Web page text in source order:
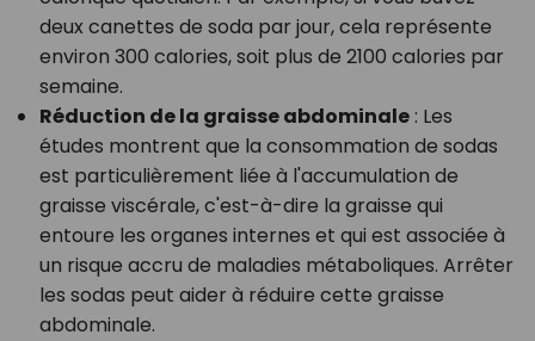
deux canettes de soda par jour, cela représente
environ 300 calories, soit plus de 2100 calories par
semaine.
Réduction de la graisse abdominale: Les
études montrent que la consommation de sodas
est particulièrement liée à l'accumulation de
graisse viscérale, c'est-à-dire la graisse qui
entoure les organes internes et qui est associée à
un risque accru de maladies métaboliques. Arrêter
les sodas peut aider à réduire cette graisse
abdominale.